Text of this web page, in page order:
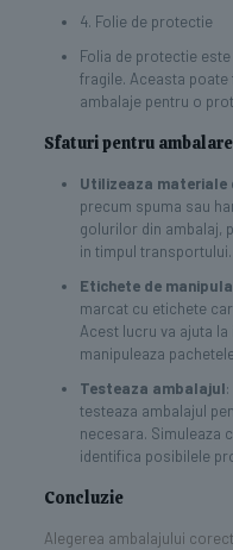
4. Folie de protectie
Folia de protectie
fragile. Aceasta
ambalaje pentru o
Sfaturi pentru
Utilizeaza materiale
precum spuma sau
golurilor din ambalaj,
in timpul transportului.
Etichete de
marcat cu etichete
Acest lucru va ajuta
manipuleaza
Testeaza ambalajul
testeaza ambalajul
necesara. Simuleaza
identifica posibilele
Concluzie
Alegerea ambalajului